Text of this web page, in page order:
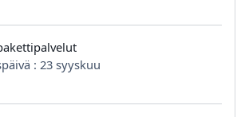
: 23 syyskuu